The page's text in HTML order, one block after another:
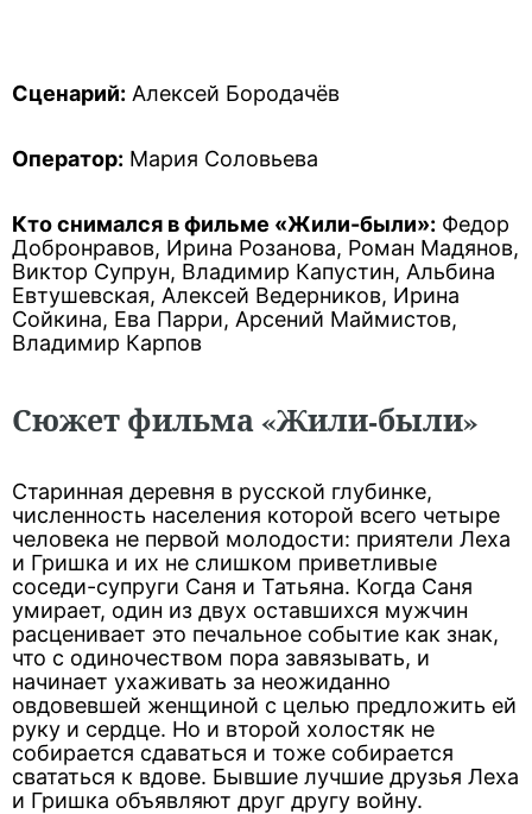
Сценарий: Алексей Бородачёв
Оператор: Мария Соловьева
Кто снимался в фильме «Жили-были»: Федор
Добронравов, Ирина Розанова, Роман Мадянов,
Виктор Супрун, Владимир Капустин, Альбина
Евтушевская, Алексей Ведерников, Ирина
Сойкина, Ева Парри, Арсений Маймистов,
Владимир Карпов
Сюжет фильма «Жили-были»
Старинная деревня в русской глубинке,
численность населения которой всего четыре
человека не первой молодости: приятели Леха
и Гришка и их не слишком приветливые
соседи-супруги Саня и Татьяна. Когда Саня
умирает, один из двух оставшихся мужчин
расценивает это печальное событие как знак,
что с одиночеством пора завязывать, и
начинает ухаживать за неожиданно
овдовевшей женщиной с целью предложить ей
руку и сердце. Но и второй холостяк не
собирается сдаваться и тоже собирается
свататься к вдове. Бывшие лучшие друзья Леха
и Гришка объявляют друг другу войну.